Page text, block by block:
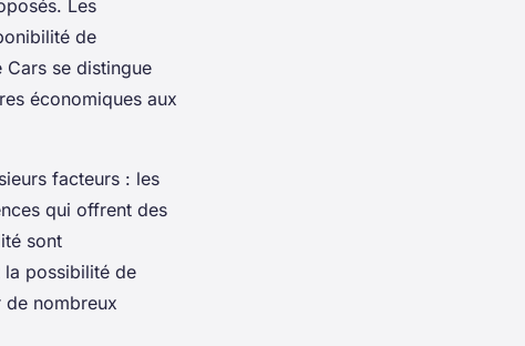
Les
de
Cars se distingue
économiques aux
facteurs : les
qui offrent des
sont
la possibilité de
nombreux